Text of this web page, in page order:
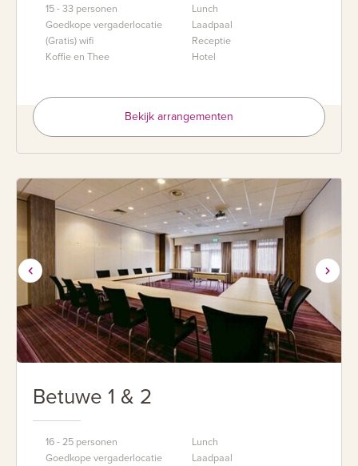
15 - 33 personen
Goedkope vergaderlocatie
(Gratis) wifi
Koffie en Thee
Lunch
Laadpaal
Receptie
Hotel
Bekijk arrangementen
Betuwe 1 & 2
16 - 25 personen
Goedkope vergaderlocatie
Lunch
Laadpaal